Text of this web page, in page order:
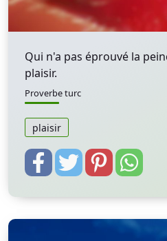
Qui n'a pas éprouvé la
plaisir.
Proverbe turc
plaisir